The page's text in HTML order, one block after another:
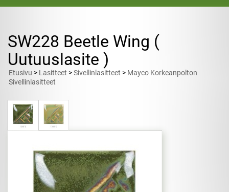
SW228 Beetle Wing (
Uutuuslasite )
Etusivu > Lasitteet >Sivellinlasitteet > Mayco Korkeanpolton
Sivellinlasitteet